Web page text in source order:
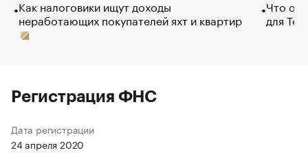
Как налоговики ищут доходы
неработающих покупателей яхт и квартир
Что
для
Регистрация ФНС
Дата регистрации
24 апреля 2020